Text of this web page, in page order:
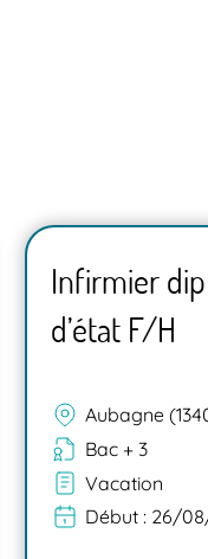
Infirmier
d’état F/H
Aubagne
Bac + 3
Vacation
Début : 26/